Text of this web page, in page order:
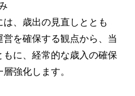
、歳出の見直しととも
を確保する観点から、当
に、経常的な歳入の確保
強化します。